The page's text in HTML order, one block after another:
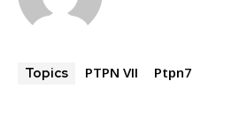
Topics PTPN VII Ptpn7